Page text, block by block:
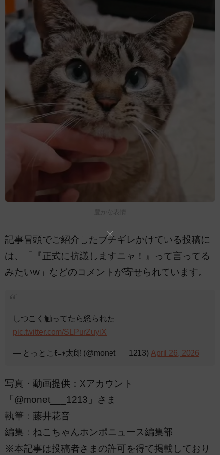
豊かな表情
記事冒頭でご紹介したブチギレかけている投稿に
は、「『正式に抗議しますニャ！』って言ってる
みたいw」などのコメントが寄せられています。
しつこく触ってたら怒られた
pic.twitter.com/SLPurZuyiX
— とっとこﾓﾆｬ太郎 (@monet___1213) April 26, 2026
写真・動画提供：Xアカウント
「@monet___1213」さま
執筆：藤井花音
編集：ねこちゃんホンポニュース編集部
※本記事は投稿者さまの許可を得て掲載しており